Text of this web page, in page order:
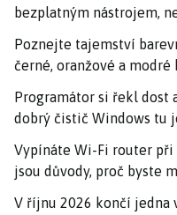
bezplatným nástrojem,
Poznejte tajemství
černé, oranžové a modré
Programátor si řekl dost
dobrý čistič Windows tu
Vypínáte Wi-Fi router při
jsou důvody, proč byste
V říjnu 2026 končí jedna